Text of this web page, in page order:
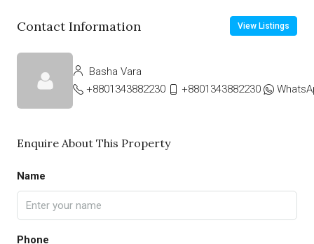
Contact Information View Listings
Basha Vara
+8801343882230
+8801343882230
Enquire About This Property
Name
Phone